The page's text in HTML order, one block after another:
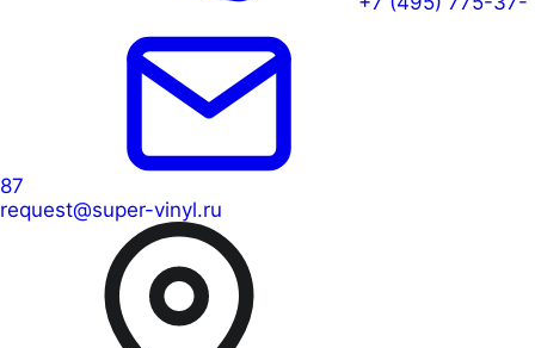
87
request@super-vinyl.ru